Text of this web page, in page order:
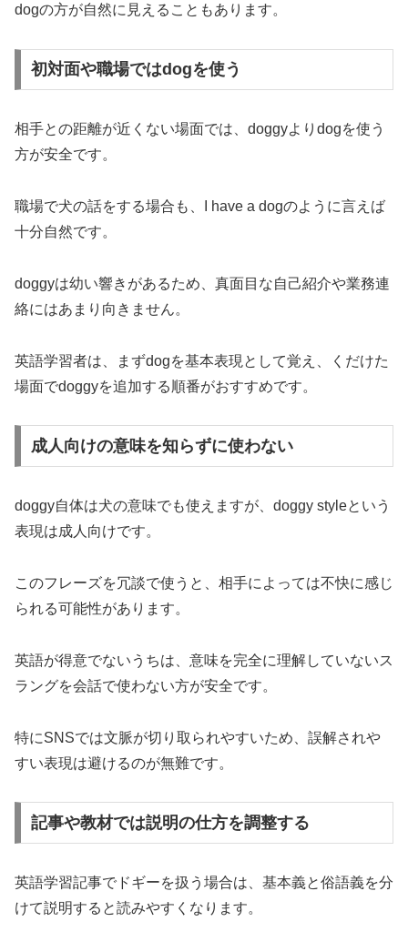
dogの方が自然に見えることもあります。
初対面や職場ではdogを使う
相手との距離が近くない場面では、doggyよりdogを使う
方が安全です。
職場で犬の話をする場合も、I have a dogのように言えば
十分自然です。
doggyは幼い響きがあるため、真面目な自己紹介や業務連
絡にはあまり向きません。
英語学習者は、まずdogを基本表現として覚え、くだけた
場面でdoggyを追加する順番がおすすめです。
成人向けの意味を知らずに使わない
doggy自体は犬の意味でも使えますが、doggy styleという
表現は成人向けです。
このフレーズを冗談で使うと、相手によっては不快に感じ
られる可能性があります。
英語が得意でないうちは、意味を完全に理解していないス
ラングを会話で使わない方が安全です。
特にSNSでは文脈が切り取られやすいため、誤解されや
すい表現は避けるのが無難です。
記事や教材では説明の仕方を調整する
英語学習記事でドギーを扱う場合は、基本義と俗語義を分
けて説明すると読みやすくなります。